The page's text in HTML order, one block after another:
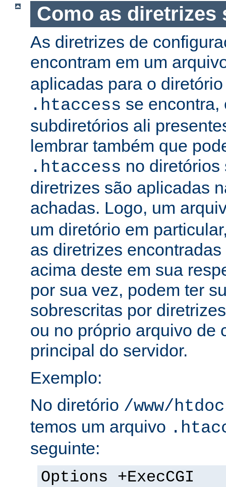
Como as diretrizes
As diretrizes de
encontram em um
aplicadas para o
.htaccess se encontra,
subdiretórios ali
lembrar também que
.htaccess no diretórios
diretrizes são aplicadas
achadas. Logo, um
um diretório em
as diretrizes
acima deste em sua
por sua vez, podem ter
sobrescritas por
ou no próprio arquivo de
principal do servidor.
Exemplo:
No diretório /www/
temos um arquivo
seguinte:
Options +ExecCGI